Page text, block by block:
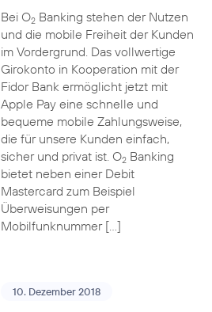
Bei O2Banking stehen der Nutzen
und die mobile Freiheit der Kunden
im Vordergrund. Das vollwertige
Girokonto in Kooperation mit der
Fidor Bank ermöglicht jetzt mit
Apple Pay eine schnelle und
bequeme mobile Zahlungsweise,
die für unsere Kunden einfach,
sicher und privat ist. O2Banking
bietet neben einer Debit
Mastercard zum Beispiel
Überweisungen per
Mobilfunknummer […]
10. Dezember 2018